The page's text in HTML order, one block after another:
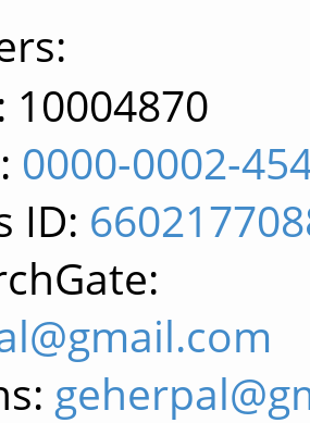
10004870
0000-0002-
ID: